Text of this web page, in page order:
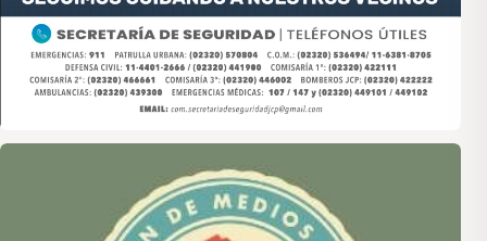
Asociación de Medios Vecinales